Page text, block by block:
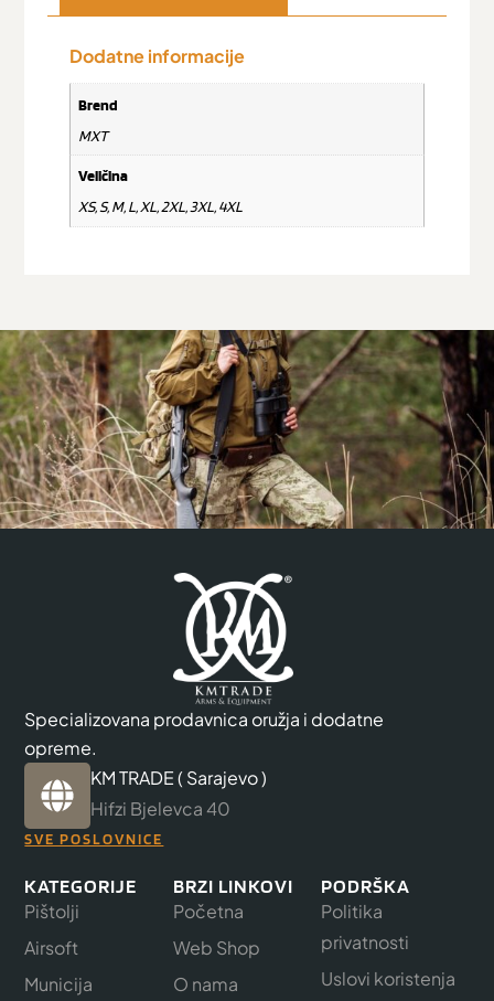
Dodatne informacije
Brend
MXT
Veličina
XS, S, M, L, XL, 2XL, 3XL, 4XL
Specializovana prodavnica oružja i dodatne
opreme.
KM TRADE ( Sarajevo )
Hifzi Bjelevca 40
SVE POSLOVNICE
KATEGORIJE
Pištolji
Airsoft
Municija
BRZI LINKOVI
Početna
Web Shop
O nama
PODRŠKA
Politika
privatnosti
Uslovi koristenja